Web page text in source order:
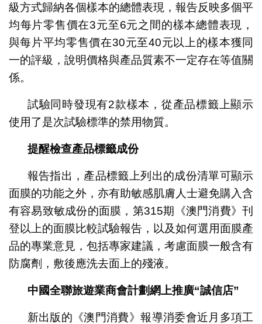
級方式歸納各個樣本的總體表現，報告反映多個平
均每片零售價在3元至6元之間的樣本總體表現，
與每片平均零售價在30元至40元以上的樣本獲同
一的評級，說明價格與產品質素不一定存在等值關
係。
試驗同時發現有2款樣本，從產品標籤上顯示
使用了是次試驗標準的禁用物質。
提醒檢查產品標籤成份
報告指出，產品標籤上列出的成份清單可顯示
面膜的功能之外，亦有助敏感肌膚人士避免購入含
有容易致敏成份的面膜，第315期《澳門消費》刊
登以上的面膜比較試驗報告，以及如何選用面膜產
品的專業意見，包括專家建議，考慮面膜一般含有
防腐劑，敷後應洗去面上的殘液。
中國全聯旅遊業商會計劃網上推廣“誠信店”
新出版的《澳門消費》報導消委會近月多項工